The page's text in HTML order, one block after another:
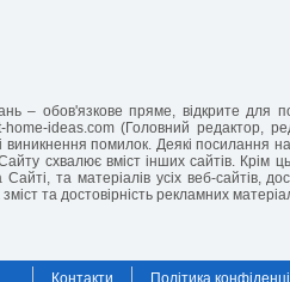
– обов'язкове пряме, відкрите
home-ideas.com (Головний редактор,
помилок. Деякі посилання
схвалює вміст інших сайтів. Крім
та матеріалів усіх веб-
та достовірність рекламних
Контакти Політика